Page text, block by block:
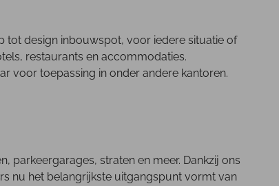
tot design inbouwspot, voor iedere situatie of
restaurants en accommodaties.
voor toepassing in onder andere kantoren.
parkeergarages, straten en meer. Dankzij ons
nu het belangrijkste uitgangspunt vormt van